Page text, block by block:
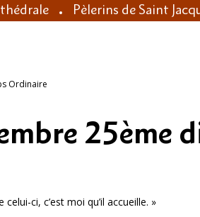
Pèlerins de Saint
Ordinaire
25ème
ci, c’est moi qu’il accueille. »